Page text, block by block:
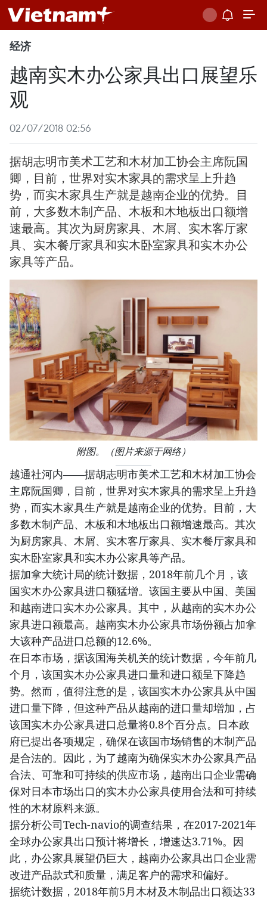
经济
越南实木办公家具出口展望乐
观
02/07/2018 02:56
据胡志明市美术工艺和木材加工协会主席阮国
卿，目前，世界对实木家具的需求呈上升趋
势，而实木家具生产就是越南企业的优势。目
前，大多数木制产品、木板和木地板出口额增
速最高。其次为厨房家具、木屑、实木客厅家
具、实木餐厅家具和实木卧室家具和实木办公
家具等产品。
附图。（图片来源于网络）
越通社河内——据胡志明市美术工艺和木材加工协会
主席阮国卿，目前，世界对实木家具的需求呈上升趋
势，而实木家具生产就是越南企业的优势。目前，大
多数木制产品、木板和木地板出口额增速最高。其次
为厨房家具、木屑、实木客厅家具、实木餐厅家具和
实木卧室家具和实木办公家具等产品。
据加拿大统计局的统计数据，2018年前几个月，该
国实木办公家具进口额猛增。该国主要从中国、美国
和越南进口实木办公家具。其中，从越南的实木办公
家具进口额最高。越南实木办公家具市场份额占加拿
大该种产品进口总额的12.6%。
在日本市场，据该国海关机关的统计数据，今年前几
个月，该国实木办公家具进口量和进口额呈下降趋
势。然而，值得注意的是，该国实木办公家具从中国
进口量下降，但这种产品从越南的进口量却增加，占
该国实木办公家具进口总量将0.8个百分点。日本政
府已提出各项规定，确保在该国市场销售的木制产品
是合法的。因此，为了越南为确保实木办公家具产品
合法、可靠和可持续的供应市场，越南出口企业需确
保对日本市场出口的实木办公家具使用合法和可持续
性的木材原料来源。
据分析公司Tech-navio的调查结果，在2017-2021年
全球办公家具出口预计将增长，增速达3.71%。因
此，办公家具展望仍巨大，越南办公家具出口企业需
改进产品款式和质量，满足客户的需求和偏好。
据统计数据，2018年前5月木材及木制品出口额达33